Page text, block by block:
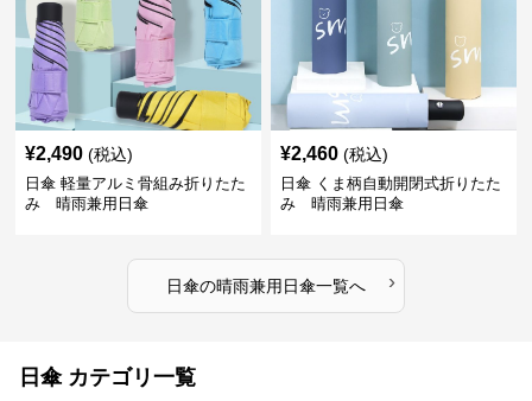
¥2,490 (税込)
日傘 軽量アルミ骨組み折りたた
み 晴雨兼用日傘
¥2,460 (税込)
日傘 くま柄自動開閉式折りたた
み 晴雨兼用日傘
日傘の晴雨兼用日傘一覧へ ›
日傘 カテゴリ一覧